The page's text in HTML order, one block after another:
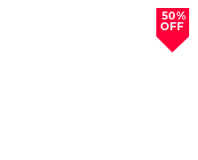
50%
OFF